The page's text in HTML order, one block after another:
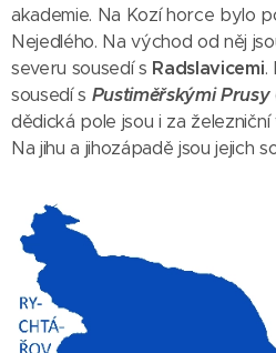
akademie. Na Kozí horce bylo
Nejedlého. Na východ od něj
severu sousedí s Radslavicemi.
sousedí s Pustiměřskými Prusy
dědická pole jsou i za
Na jihu a jihozápadě jsou jejich